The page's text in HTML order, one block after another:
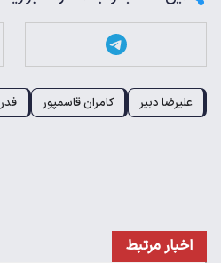
علیرضا دبیر کامران قاسمپور
اخبار مرتبط